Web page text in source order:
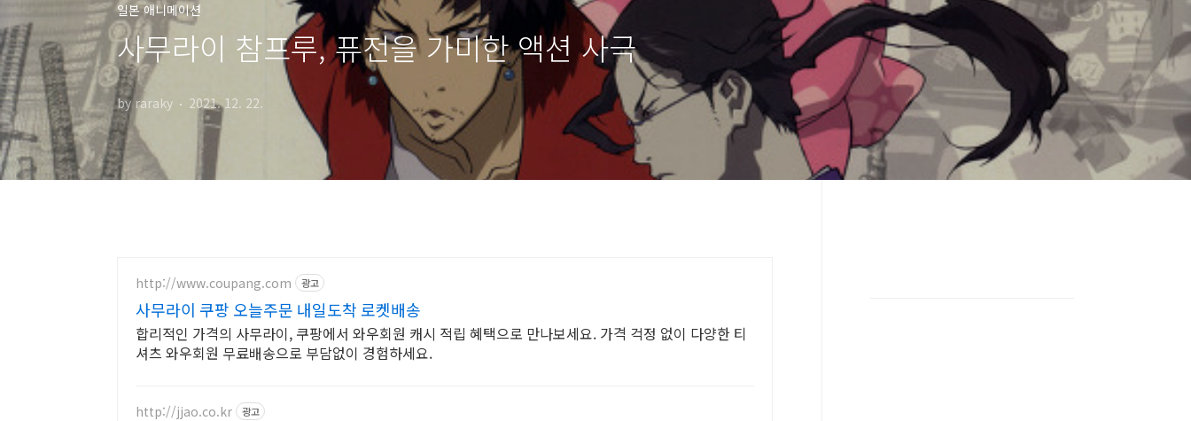
일본 애니메이션
사무라이 참프루, 퓨전을 가미한 액션 사극
by raraky 2021. 12. 22.
http://www.coupang.com 광고
사무라이 쿠팡 오늘주문 내일도착 로켓배송
합리적인 가격의 사무라이, 쿠팡에서 와우회원 캐시 적립 혜택으로 만나보세요. 가격 걱정 없이 다양한 티
셔츠 와우회원 무료배송으로 부담없이 경험하세요.
http://jjao.co.kr 광고